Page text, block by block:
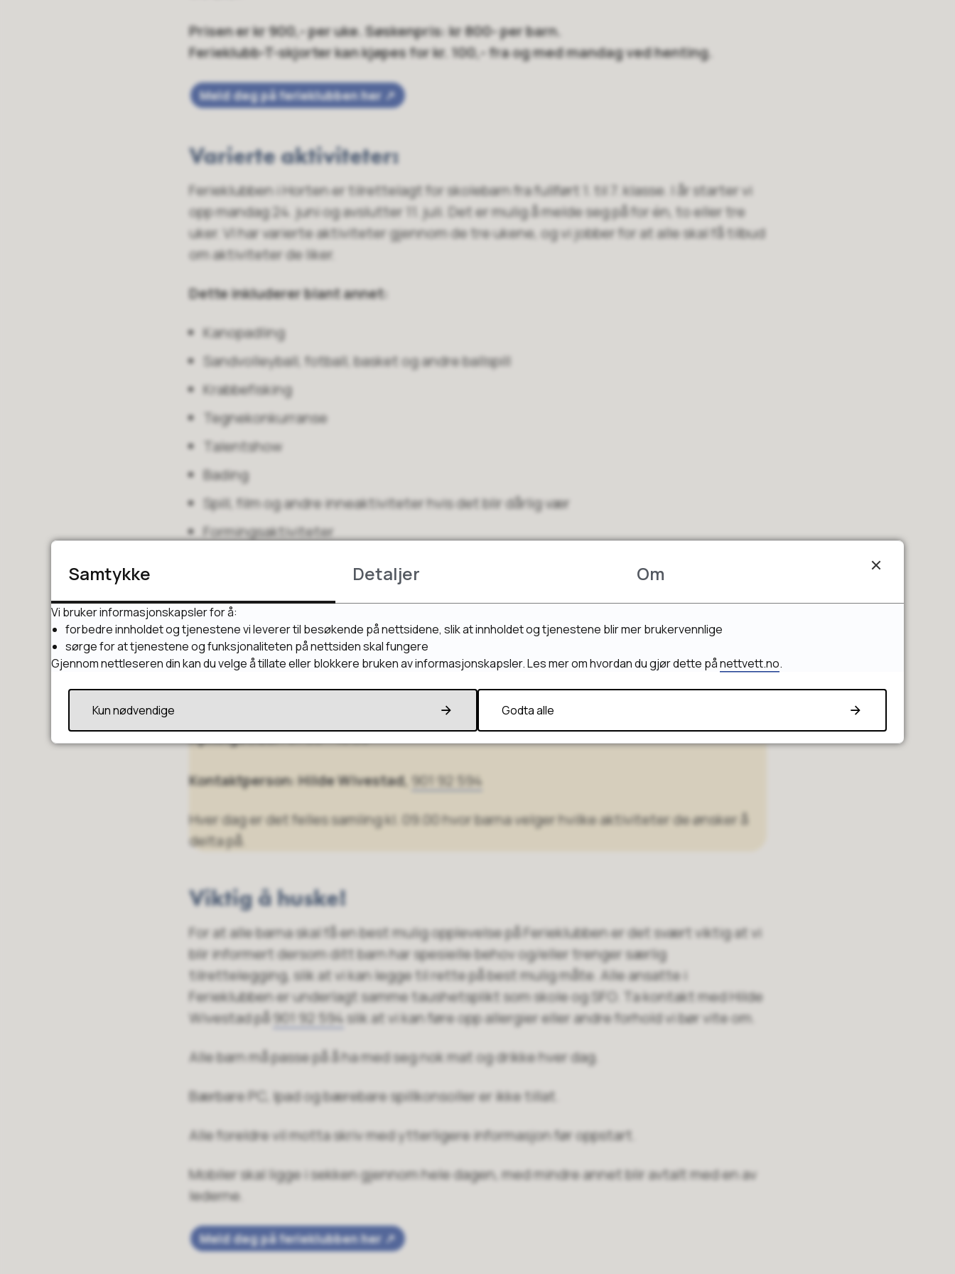
Prisen er kr 900,- per uke. Søskenpris: kr 800- per barn.
Ferieklubb-T-skjorter kan kjøpes for kr. 100,- fra og med mandag ved henting.
Meld deg på ferieklubben her
Varierte aktiviteter:
Ferieklubben i Horten er tilrettelagt for skolebarn fra fullført 1. til 7. klasse. I år starter vi
opp mandag 24. juni og avslutter 11. juli. Det er mulig å melde seg på for én, to eller tre
uker. VI har varierte aktiviteter gjennom de tre ukene, og vi jobber for at alle skal få tilbud
om aktiviteter de liker.
Dette inkluderer blant annet:
Kanopadling
Sandvolleyball, fotball, basket og andre ballspill
Krabbefisking
Tegnekonkurranse
Talentshow
Bading
Spill, film og andre inneaktiviteter hvis det blir dårlig vær
Formingsaktiviteter
Krokket, kubb og andre hagespill
Hvor og når?
Vi holder til påEkserserhuset på Karljohansvern
Åpningstider:07.30 – 16.30
Kontaktperson: Hilde Wivestad, 901 92 594
Hver dag er det felles samling kl. 09.00 hvor barna velger hvilke aktiviteter de ønsker å
delta på.
Viktig å huske!
For at alle barna skal få en best mulig opplevelse på Ferieklubben er det svært viktig at vi
blir informert dersom ditt barn har spesielle behov og/eller trenger særlig
tilrettelegging, slik at vi kan legge til rette på best mulig måte. Alle ansatte i
Ferieklubben er underlagt samme taushetsplikt som skole og SFO. Ta kontakt med Hilde
Wivestad på 901 92 594slik at vi kan føre opp allergier eller andre forhold vi bør vite om.
Alle barn må passe på å ha med seg nok mat og drikke hver dag.
Bærbare PC, Ipad og bærebare spillkonsoller er ikke tillat.
Alle foreldre vil motta skriv med ytterligere informasjon før oppstart.
Mobiler skal ligge i sekken gjennom hele dagen, med mindre annet blir avtalt med en av
lederne.
Meld deg på ferieklubben her
Samtykke Detaljer Om
Vi bruker informasjonskapsler for å:
forbedre innholdet og tjenestene vi leverer til besøkende på nettsidene, slik at innholdet og tjenestene blir mer brukervennlige
sørge for at tjenestene og funksjonaliteten på nettsiden skal fungere
Gjennom nettleseren din kan du velge å tillate eller blokkere bruken av informasjonskapsler. Les mer om hvordan du gjør dette pånettvett.no.
Kun nødvendige Godta alle